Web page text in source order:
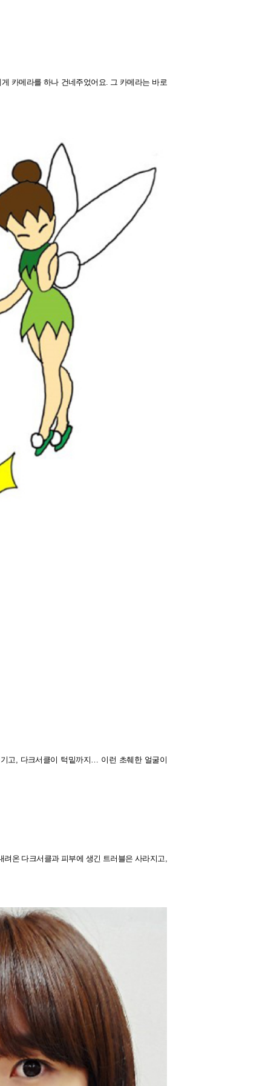
카메라를 하나 건네주었어요. 그 카메라는 바로
고, 다크서클이 턱밑까지… 이런 초췌한 얼굴이
온 다크서클과 피부에 생긴 트러블은 사라지고,